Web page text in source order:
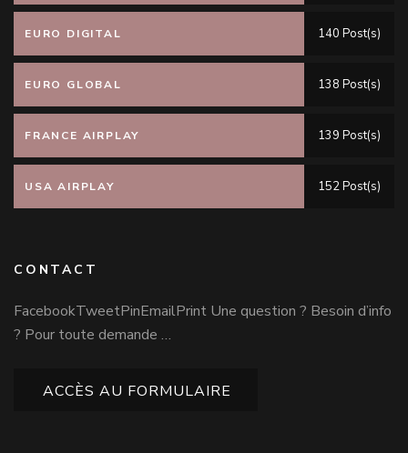
EURO DIGITAL 140 Post(s)
EURO GLOBAL 138 Post(s)
FRANCE AIRPLAY 139 Post(s)
USA AIRPLAY 152 Post(s)
CONTACT
FacebookTweetPinEmailPrint Une question ? Besoin d’info
? Pour toute demande …
ACCÈS AU FORMULAIRE